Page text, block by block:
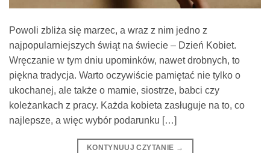
Powoli zbliża się marzec, a wraz z nim jedno z
najpopularniejszych świąt na świecie – Dzień Kobiet.
Wręczanie w tym dniu upominków, nawet drobnych, to
piękna tradycja. Warto oczywiście pamiętać nie tylko o
ukochanej, ale także o mamie, siostrze, babci czy
koleżankach z pracy. Każda kobieta zasługuje na to, co
najlepsze, a więc wybór podarunku […]
KONTYNUUJ CZYTANIE →